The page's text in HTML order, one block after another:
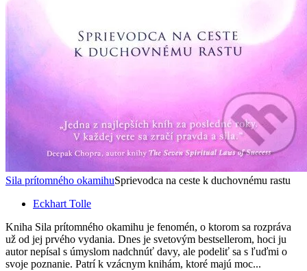
Sila prítomného okamihuSprievodca na ceste k duchovnému rastu
Eckhart Tolle
Kniha Sila prítomného okamihu je fenomén, o ktorom sa rozpráva
už od jej prvého vydania. Dnes je svetovým bestsellerom, hoci ju
autor nepísal s úmyslom nadchnúť davy, ale podeliť sa s ľuďmi o
svoje poznanie. Patrí k vzácnym knihám, ktoré majú moc...